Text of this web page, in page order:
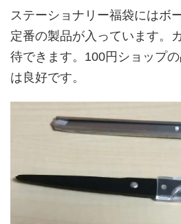
ステーショナリー福袋にはボ
定番の製品が入っています。
待できます。100円ショップ
は良好です。